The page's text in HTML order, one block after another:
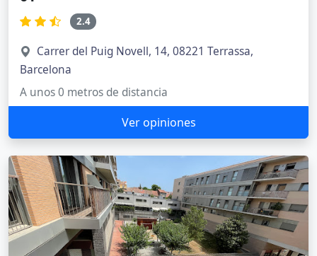
Registro de la Propiedad de Terrassa
Nº 05
2.5